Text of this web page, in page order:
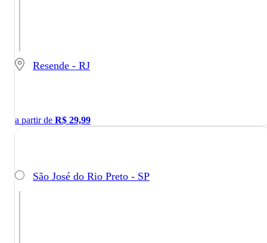
Resende - RJ
a partir de R$ 29,99
São José do Rio Preto - SP